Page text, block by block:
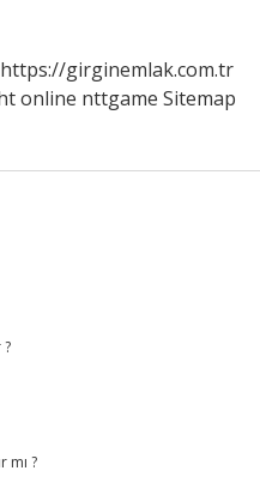
https://girginemlak.com.tr
online nttgame Sitemap
mı ?